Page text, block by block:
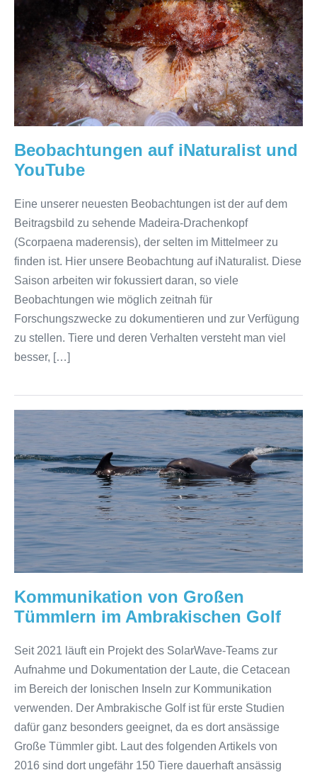
und
YouTube
Beobachtungen auf iNaturalist und
YouTube
Eine unserer neuesten Beobachtungen ist der auf dem
Beitragsbild zu sehende Madeira-Drachenkopf
(Scorpaena maderensis), der selten im Mittelmeer zu
finden ist. Hier unsere Beobachtung auf iNaturalist. Diese
Saison arbeiten wir fokussiert daran, so viele
Beobachtungen wie möglich zeitnah für
Forschungszwecke zu dokumentieren und zur Verfügung
zu stellen. Tiere und deren Verhalten versteht man viel
besser, […]
Kommunikation
von
Großen
Tümmlern
im
Ambrakischen
Golf
Kommunikation von Großen
Tümmlern im Ambrakischen Golf
Seit 2021 läuft ein Projekt des SolarWave-Teams zur
Aufnahme und Dokumentation der Laute, die Cetacean
im Bereich der Ionischen Inseln zur Kommunikation
verwenden. Der Ambrakische Golf ist für erste Studien
dafür ganz besonders geeignet, da es dort ansässige
Große Tümmler gibt. Laut des folgenden Artikels von
2016 sind dort ungefähr 150 Tiere dauerhaft ansässig